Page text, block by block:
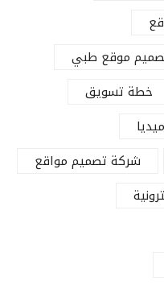
موقع طبي
خطة تسويق
شركة تصميم مواقع